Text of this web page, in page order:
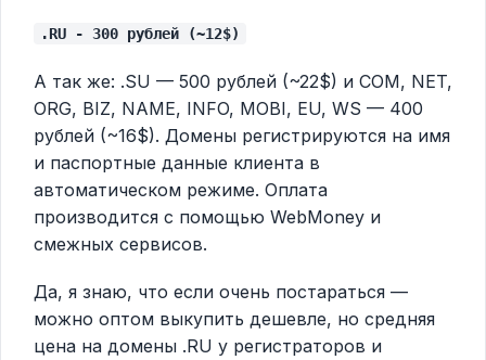
.RU - 300 рублей (~12$)
А так же: .SU — 500 рублей (~22$) и COM, NET,
ORG, BIZ, NAME, INFO, MOBI, EU, WS — 400
рублей (~16$). Домены регистрируются на имя
и паспортные данные клиента в
автоматическом режиме. Оплата
производится с помощью WebMoney и
смежных сервисов.
Да, я знаю, что если очень постараться —
можно оптом выкупить дешевле, но средняя
цена на домены .RU у регистраторов и